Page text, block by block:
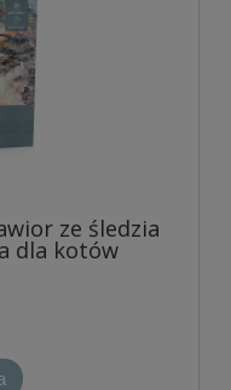
ze śledzia
dla kotów